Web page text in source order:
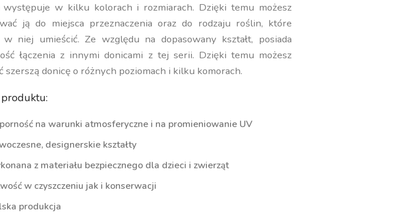
występuje w kilku kolorach i rozmiarach. Dzięki temu możesz
ją do miejsca przeznaczenia oraz do rodzaju roślin, które
w niej umieścić. Ze względu na dopasowany kształt, posiada
łączenia z innymi donicami z tej serii. Dzięki temu możesz
szerszą donicę o różnych poziomach i kilku komorach.
na warunki atmosferyczne i na promieniowanie UV
designerskie kształty
z materiału bezpiecznego dla dzieci i zwierząt
w czyszczeniu jak i konserwacji
produkcja